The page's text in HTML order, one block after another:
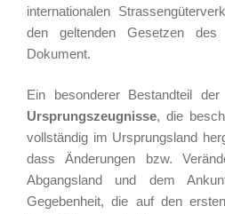
internationalen
den geltenden Gesetzen des
Dokument.
Ein besonderer Bestandteil
Ursprungszeugnisse, die
vollständig im Ursprungsland
dass Änderungen bzw.
Abgangsland und dem
Gegebenheit, die auf den